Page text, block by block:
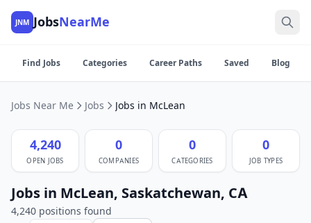
JNM JobsNearMe
Find Jobs Categories Career Paths Saved Blog
Jobs Near Me Jobs Jobs in McLean
4,240
OPEN JOBS
0
COMPANIES
0
CATEGORIES
0
JOB TYPES
Jobs in McLean, Saskatchewan, CA
4,240 positions found